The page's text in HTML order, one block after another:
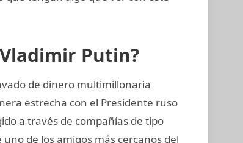
Putin?
de dinero multimillonaria
estrecha con el Presidente ruso
a través de compañías de tipo
de los amigos más cercanos del